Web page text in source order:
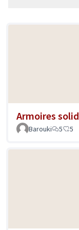
Armoires
Barouki
5 5